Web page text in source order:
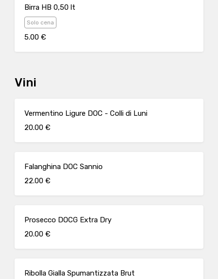
Birra HB 0,50 lt
Solo cena
5.00 €
Vini
Vermentino Ligure DOC - Colli di Luni
20.00 €
Falanghina DOC Sannio
22.00 €
Prosecco DOCG Extra Dry
20.00 €
Ribolla Gialla Spumantizzata Brut